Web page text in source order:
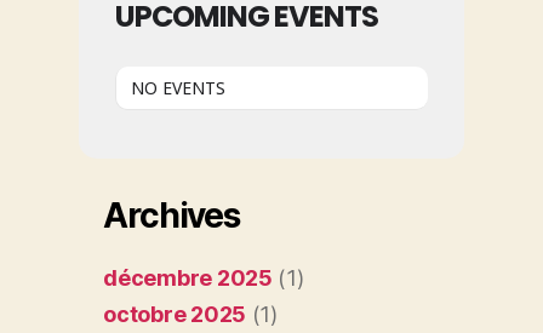
UPCOMING EVENTS
NO EVENTS
Archives
décembre 2025 (1)
octobre 2025 (1)